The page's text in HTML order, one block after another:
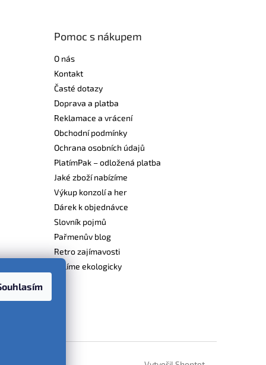
Pomoc s nákupem
O nás
Kontakt
Časté dotazy
Doprava a platba
Reklamace a vrácení
Obchodní podmínky
Ochrana osobních údajů
PlatímPak – odložená platba
Jaké zboží nabízíme
Výkup konzolí a her
Dárek k objednávce
Slovník pojmů
Pařmenův blog
Retro zajímavosti
Balíme ekologicky